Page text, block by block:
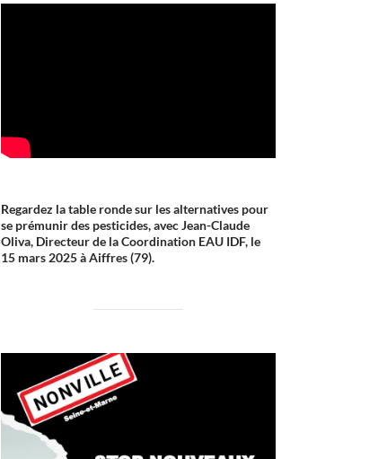
Regardez la table ronde sur les alternatives pour
se prémunir des pesticides, avec Jean-Claude
Oliva, Directeur de la Coordination EAU IDF, le
15 mars 2025 à Aiffres (79).